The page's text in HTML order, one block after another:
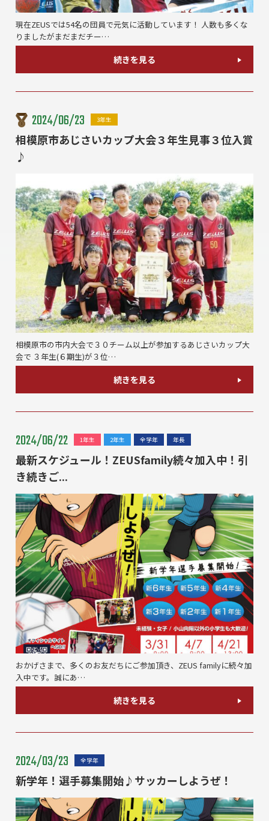
現在ZEUSでは54名の団員で元気に活動しています！ 人数も多くな
りましたがまだまだチー…
続きを見る
2024/06/23 3年生
相模原市あじさいカップ大会３年生見事３位入賞
♪
相模原市の市内大会で３０チーム以上が参加するあじさいカップ大
会で ３年生(６期生)が３位…
続きを見る
2024/06/22 1年生 2年生 全学年 年長
最新スケジュール！ZEUSfamily続々加入中！引
き続きご...
おかげさまで、多くのお友だちにご参加頂き、ZEUS familyに続々加
入中です。誠にあ…
続きを見る
2024/03/23 全学年
新学年！選手募集開始♪サッカーしようぜ！